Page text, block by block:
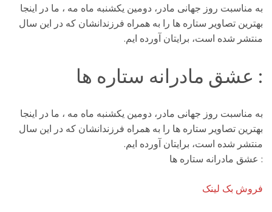
به مناسبت روز جهانی مادر، دومین یکشنبه ماه مه ، ما در اینجا
بهترین تصاویر ستاره ها را به همراه فرزندانشان که در این سال
منتشر شده است، برایتان آورده ایم.
: عشق مادرانه ستاره ها
به مناسبت روز جهانی مادر، دومین یکشنبه ماه مه ، ما در اینجا
بهترین تصاویر ستاره ها را به همراه فرزندانشان که در این سال
منتشر شده است، برایتان آورده ایم.
: عشق مادرانه ستاره ها
فروش بک لینک